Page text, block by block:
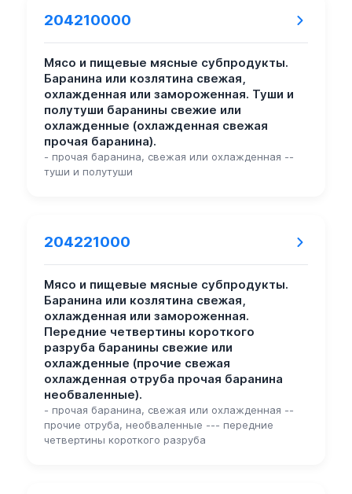
204210000
Мясо и пищевые мясные субпродукты.
Баранина или козлятина свежая,
охлажденная или замороженная. Туши и
полутуши баранины свежие или
охлажденные (охлажденная свежая
прочая баранина).
- прочая баранина, свежая или охлажденная --
туши и полутуши
204221000
Мясо и пищевые мясные субпродукты.
Баранина или козлятина свежая,
охлажденная или замороженная.
Передние четвертины короткого
разруба баранины свежие или
охлажденные (прочие свежая
охлажденная отруба прочая баранина
необваленные).
- прочая баранина, свежая или охлажденная --
прочие отруба, необваленные --- передние
четвертины короткого разруба